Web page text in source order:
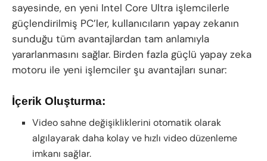
sayesinde, en yeni Intel Core Ultra işlemcilerle
güçlendirilmiş PC’ler, kullanıcıların yapay zekanın
sunduğu tüm avantajlardan tam anlamıyla
yararlanmasını sağlar. Birden fazla güçlü yapay zeka
motoru ile yeni işlemciler şu avantajları sunar:
İçerik Oluşturma:
Video sahne değişikliklerini otomatik olarak
algılayarak daha kolay ve hızlı video düzenleme
imkanı sağlar.